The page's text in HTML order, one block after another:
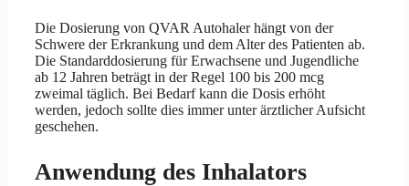
Die Dosierung von QVAR Autohaler hängt von der
Schwere der Erkrankung und dem Alter des Patienten ab.
Die Standarddosierung für Erwachsene und Jugendliche
ab 12 Jahren beträgt in der Regel 100 bis 200 mcg
zweimal täglich. Bei Bedarf kann die Dosis erhöht
werden, jedoch sollte dies immer unter ärztlicher Aufsicht
geschehen.
Anwendung des Inhalators